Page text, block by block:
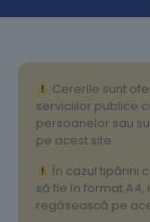
Cererile sunt
serviciilor publice
persoanelor sau
pe acest site.
În cazul tipăririi
să fie în format
regăsească pe